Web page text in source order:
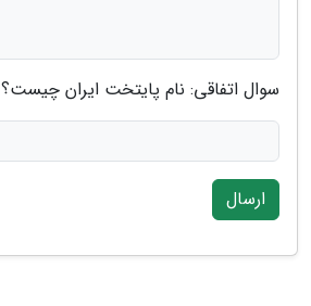
سوال اتفاقی: نام پایتخت ایران چیست؟
ارسال